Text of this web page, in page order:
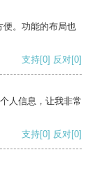
便。功能的布局也
支持[0] 反对[0]
人信息，让我非常
支持[0] 反对[0]